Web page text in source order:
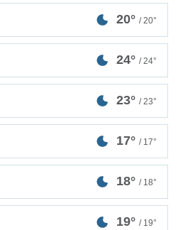
20° / 20°
24° / 24°
23° / 23°
17° / 17°
18° / 18°
19° / 19°